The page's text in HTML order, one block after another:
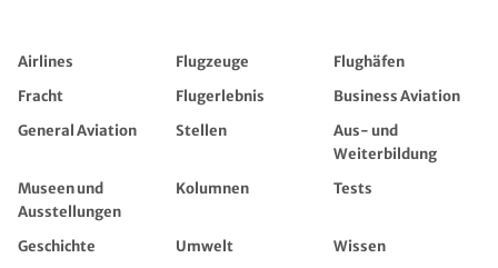
Airlines Flugzeuge
Flughäfen
Fracht
Flugerlebnis
Business Aviation
General Aviation
Stellen
Aus- und
Weiterbildung
Museen und
Ausstellungen
Kolumnen Tests
Geschichte Umwelt
Wissen